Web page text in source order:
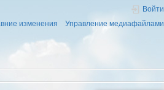
Войти
изменения
Управление медиафайлами